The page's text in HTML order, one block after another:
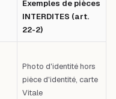
Exemples de pièces
INTERDITES (art.
22-2)
Photo d'identité hors
pièce d'identité, carte
Vitale